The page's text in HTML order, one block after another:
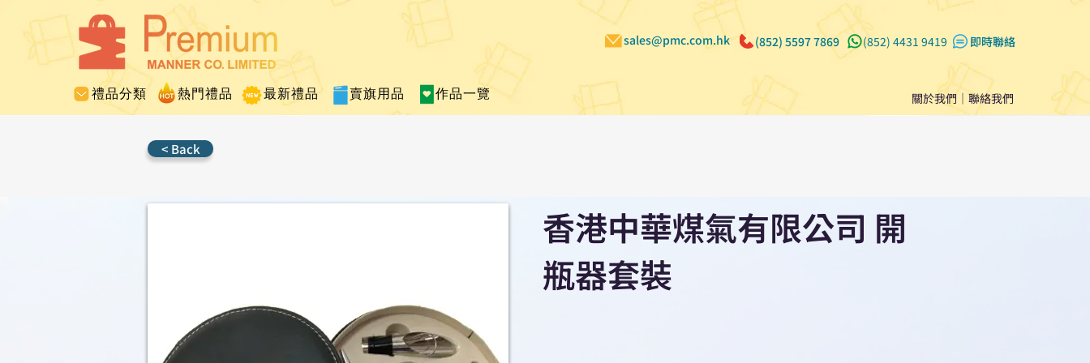
禮品分類 熱門禮品 最新禮品 賣旗用品 作品一覽
sales@pmc.com.hk (852) 5597 7869 (852) 4431 9419 ​即時聯絡
關於我們 ｜聯絡我們
< Back
香港中華煤氣有限公司 開
瓶器套裝